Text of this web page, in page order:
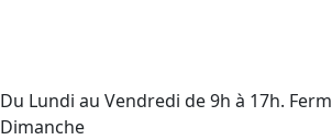
Du Lundi au Vendredi de 9h à 17h.
Dimanche